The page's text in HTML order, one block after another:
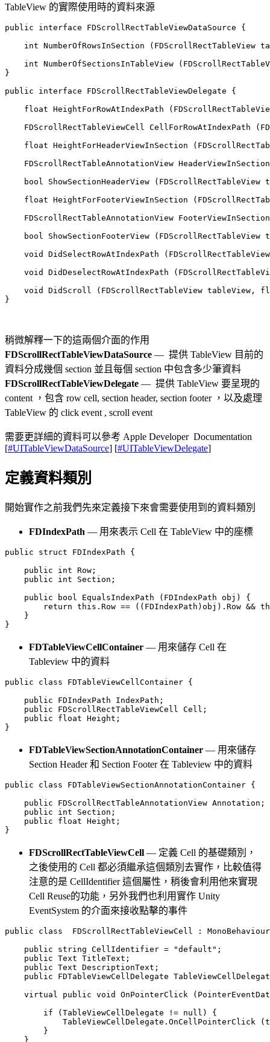
TableView 的實際使用時的資料來源
public interface FDScrollRectTableViewDataSource {
int NumberOfRowsInSection (FDScrollRectTableView
int NumberOfSectionsInTableView
}
public interface FDScrollRectTableViewDelegate {
float HeightForRowAtIndexPath
FDScrollRectTableViewCell CellForRowAtIndexPath
float HeightForHeaderViewInSection
FDScrollRectTableAnnotationView
bool ShowSectionHeaderView (FDScrollRectTableView
float HeightForFooterViewInSection
FDScrollRectTableAnnotationView
bool ShowSectionFooterView (FDScrollRectTableView
void DidSelectRowAtIndexPath
void DidDeselectRowAtIndexPath
void DidScroll (FDScrollRectTableView tableView,
}
稍微解釋一下的這兩個介面的作用
FDScrollRectTableViewDataSource — 提供 TableView 目前的
資料分成幾個 section 並且每個 section 中包含多少筆資料
FDScrollRectTableViewDelegate — 提供 TableView 要呈現的
content ，包含 row cell, section header, section footer ，以及處理
TableView 的 click event , scroll event
需要更詳細的資料可以參考 Apple Developer Documentation
[#UITableViewDataSource] [#UITableViewDelegate]
定義資料類別
開始實作之前我們先來定義接下來會需要使用到的資料類別
FDIndexPath — 用來表示 Cell 在 TableView 中的座標
public struct FDIndexPath {
    public int Row;
    public int Section;
    public bool EqualsIndexPath (FDIndexPath obj) {
return this.Row == ((FDIndexPath)obj).Row &&
    }
FDTableViewCellContainer — 用來儲存 Cell 在
Tableview 中的資料
public class FDTableViewCellContainer {
    public FDIndexPath IndexPath;
    public FDScrollRectTableViewCell Cell;
    public float Height;
FDTableViewSectionAnnotationContainer — 用來儲存
Section Header 和 Section Footer 在 Tableview 中的資料
public class FDTableViewSectionAnnotationContainer {
    public FDScrollRectTableAnnotationView Annotation;
    public int Section;
    public float Height;
FDScrollRectTableViewCell — 定義 Cell 的基礎類別，
之後使用的 Cell 都必須繼承這個類別去實作，比較值得
注意的是 CellIdentifier 這個屬性，稍後會利用他來實現
Cell Reuse的功能，另外我們也利用實作 Unity
EventSystem 的介面來接收點擊的事件
public class  FDScrollRectTableViewCell :
    public string CellIdentifier = "default";
    public Text TitleText;
    public Text DescriptionText;
public FDTableViewCellDelegate
virtual public void OnPointerClick
        if (TableViewCellDelegate != null) {
TableViewCellDelegate.OnCellPointerClick
        }
    }